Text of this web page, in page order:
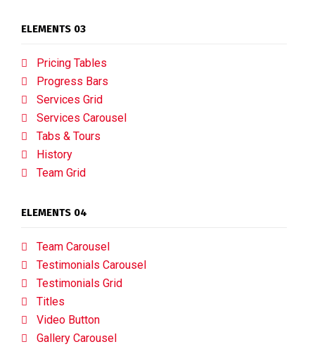
ELEMENTS 03
Pricing Tables
Progress Bars
Services Grid
Services Carousel
Tabs & Tours
History
Team Grid
ELEMENTS 04
Team Carousel
Testimonials Carousel
Testimonials Grid
Titles
Video Button
Gallery Carousel